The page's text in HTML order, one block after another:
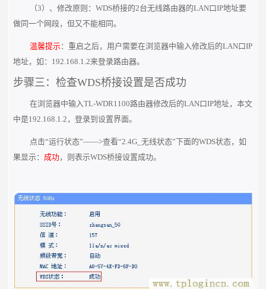
（3）、修改原则：WDS桥接的2台无线路由器的LAN口IP地址要
做同一个网段，但又不能相同。
温馨提示：重启之后，用户需要在浏览器中输入修改后的LAN口IP
地址，如：192.168.1.2来登录路由器。
步骤三：检查WDS桥接设置是否成功
在浏览器中输入TL-WDR1100路由器修改后的LAN口IP地址，本文
中是192.168.1.2，登录到设置界面。
点击“运行状态”——>查看“2.4G_无线状态”下面的WDS状态，如
果显示： 成功，则表示WDS桥接设置成功。